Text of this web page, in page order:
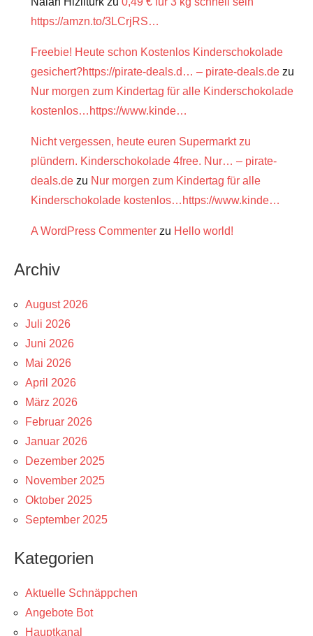
https://amzn.to/3LCrjRS…
Freebie! Heute schon Kostenlos Kinderschokolade
gesichert?https://pirate-deals.d… – pirate-deals.de zu
Nur morgen zum Kindertag für alle Kinderschokolade
kostenlos…https://www.kinde…
Nicht vergessen, heute euren Supermarkt zu
plündern. Kinderschokolade 4free. Nur… – pirate-
deals.de zu Nur morgen zum Kindertag für alle
Kinderschokolade kostenlos…https://www.kinde…
A WordPress Commenter zu Hello world!
Archiv
August 2026
Juli 2026
Juni 2026
Mai 2026
April 2026
März 2026
Februar 2026
Januar 2026
Dezember 2025
November 2025
Oktober 2025
September 2025
Kategorien
Aktuelle Schnäppchen
Angebote Bot
Hauptkanal